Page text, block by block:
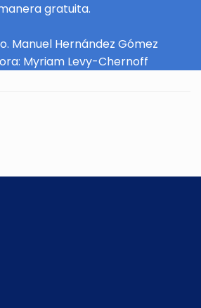
gratuita.
Manuel Hernández Gómez
Myriam Levy-Chernoff